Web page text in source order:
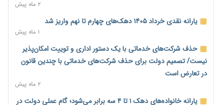
اختیارات جدید گمرکات برای تمدید ورود موقت کالا و خودرو تا
پایان شهریور ابلاغ شد
۱ روز پیش
۲ ماه پیش
یارانه نقدی خرداد ۱۴۰۵ دهک‌های چهارم تا نهم واریز شد
۱ ماه پیش
حذف شرکت‌های خدماتی با یک دستور اداری و توییت امکان‌پذیر
نیست/ تصمیم دولت برای حذف شرکت‌های خدماتی با چندین قانون
در تعارض است
۲ ماه پیش
یارانه خانواده‌های دهک ۱ تا ۴ سه برابر می‌شود؛ گام عملی دولت در